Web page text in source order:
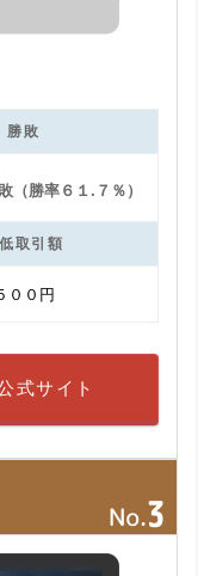
勝敗
（勝率６１.７％）
取引額
００円
式サイト